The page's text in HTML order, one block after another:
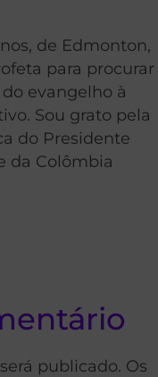
de Edmonton,
para procurar
evangelho à
Sou grato pela
do Presidente
da Colômbia
publicado. Os